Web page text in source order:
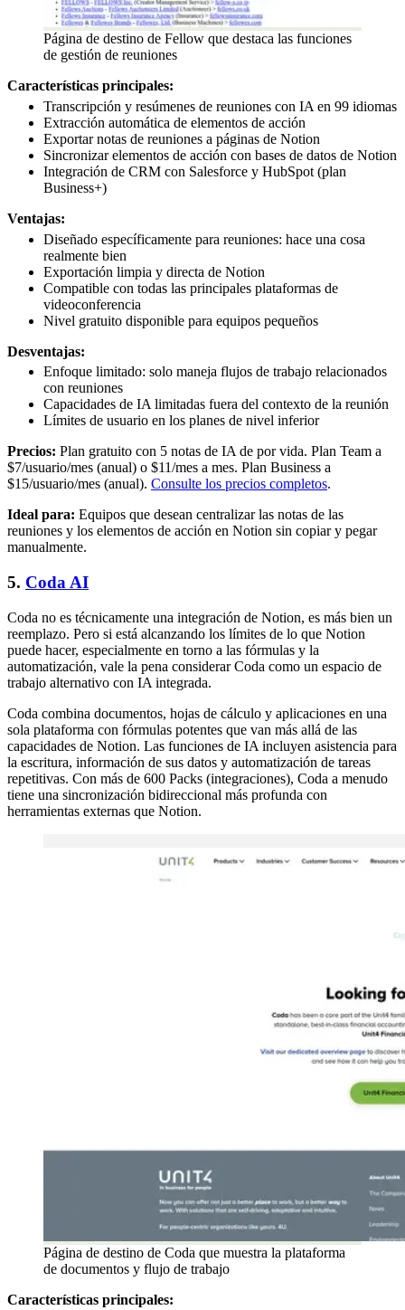
Página de destino de Fellow que destaca las funciones
de gestión de reuniones
Características principales:
Transcripción y resúmenes de reuniones con IA en 99 idiomas
Extracción automática de elementos de acción
Exportar notas de reuniones a páginas de Notion
Sincronizar elementos de acción con bases de datos de Notion
Integración de CRM con Salesforce y HubSpot (plan
Business+)
Ventajas:
Diseñado específicamente para reuniones: hace una cosa
realmente bien
Exportación limpia y directa de Notion
Compatible con todas las principales plataformas de
videoconferencia
Nivel gratuito disponible para equipos pequeños
Desventajas:
Enfoque limitado: solo maneja flujos de trabajo relacionados
con reuniones
Capacidades de IA limitadas fuera del contexto de la reunión
Límites de usuario en los planes de nivel inferior
Precios: Plan gratuito con 5 notas de IA de por vida. Plan Team a
$7/usuario/mes (anual) o $11/mes a mes. Plan Business a
$15/usuario/mes (anual). Consulte los precios completos.
Ideal para: Equipos que desean centralizar las notas de las
reuniones y los elementos de acción en Notion sin copiar y pegar
manualmente.
5. Coda AI
Coda no es técnicamente una integración de Notion, es más bien un
reemplazo. Pero si está alcanzando los límites de lo que Notion
puede hacer, especialmente en torno a las fórmulas y la
automatización, vale la pena considerar Coda como un espacio de
trabajo alternativo con IA integrada.
Coda combina documentos, hojas de cálculo y aplicaciones en una
sola plataforma con fórmulas potentes que van más allá de las
capacidades de Notion. Las funciones de IA incluyen asistencia para
la escritura, información de sus datos y automatización de tareas
repetitivas. Con más de 600 Packs (integraciones), Coda a menudo
tiene una sincronización bidireccional más profunda con
herramientas externas que Notion.
Página de destino de Coda que muestra la plataforma
de documentos y flujo de trabajo
Características principales: